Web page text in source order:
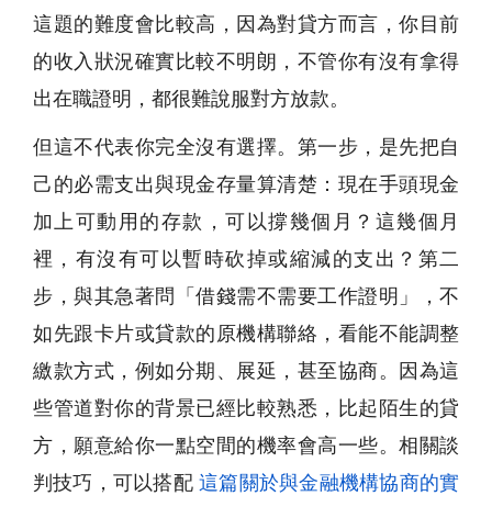
這題的難度會比較高，因為對貸方而言，你目前
的收入狀況確實比較不明朗，不管你有沒有拿得
出在職證明，都很難說服對方放款。
但這不代表你完全沒有選擇。第一步，是先把自
己的必需支出與現金存量算清楚：現在手頭現金
加上可動用的存款，可以撐幾個月？這幾個月
裡，有沒有可以暫時砍掉或縮減的支出？第二
步，與其急著問「借錢需不需要工作證明」，不
如先跟卡片或貸款的原機構聯絡，看能不能調整
繳款方式，例如分期、展延，甚至協商。因為這
些管道對你的背景已經比較熟悉，比起陌生的貸
方，願意給你一點空間的機率會高一些。相關談
判技巧，可以搭配這篇關於與金融機構協商的實